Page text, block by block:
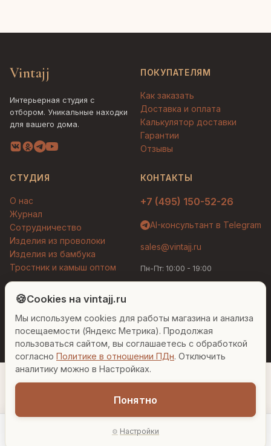
− 1
Vintajj
Интерьерная студия с
отбором. Уникальные находки
для вашего дома.
ПОКУПАТЕЛЯМ
Как заказать
Доставка и оплата
Калькулятор доставки
Гарантии
Отзывы
СТУДИЯ
О нас
Журнал
Сотрудничество
Изделия из проволоки
Изделия из бамбука
Тростник и камыш оптом
КОНТАКТЫ
+7 (495) 150-52-26
AI-консультант в Telegram
sales@vintajj.ru
Пн-Пт: 10:00 - 19:00
© 2026 Vintajj. Все права защищены.
Договор оферты
Политика конфиденциальности
Согласие на обработку ПДн
Настройки cookies
🍪Cookies на vintajj.ru
Мы используем cookies для работы магазина и анализа
посещаемости (Яндекс Метрика). Продолжая
пользоваться сайтом, вы соглашаетесь с обработкой
согласно Политике в отношении ПДн. Отключить
аналитику можно в Настройках.
Понятно
Настройки
Людмила
Привет! Я Людмила, ваш персональный
консультант по декору. Чем могу помочь?
Вазы для гостиной Подарок до 5000₽ Сочетание металлов